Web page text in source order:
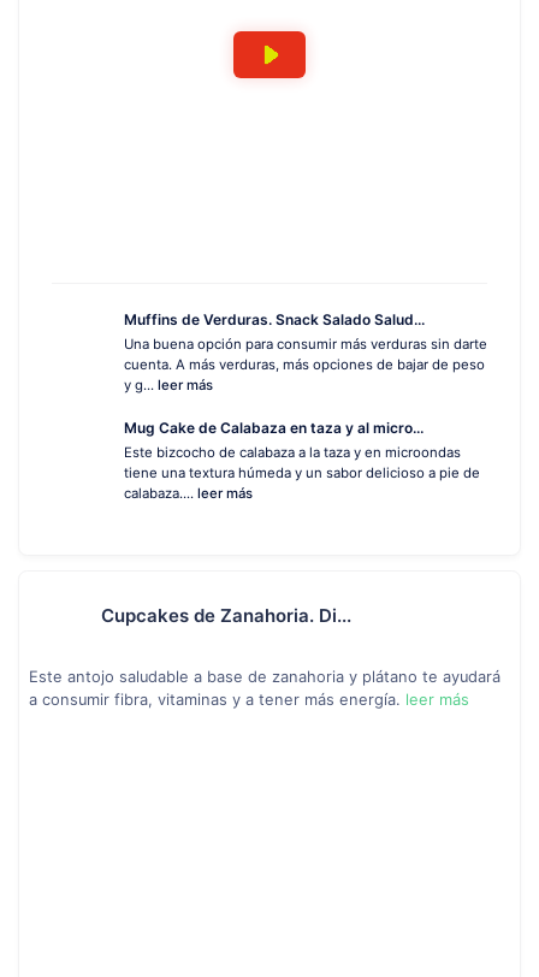
Muffins de Verduras. Snack Salado Salud...
Una buena opción para consumir más verduras sin darte
cuenta. A más verduras, más opciones de bajar de peso
y g... leer más
Mug Cake de Calabaza en taza y al micro...
Este bizcocho de calabaza a la taza y en microondas
tiene una textura húmeda y un sabor delicioso a pie de
calabaza.... leer más
Cupcakes de Zanahoria. Di...
Este antojo saludable a base de zanahoria y plátano te ayudará
a consumir fibra, vitaminas y a tener más energía. leer más